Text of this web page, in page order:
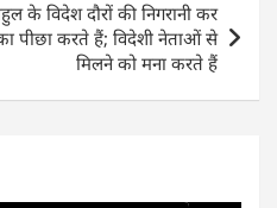
के विदेश दौरों की निगरानी कर
पीछा करते हैं; विदेशी नेताओं से
मिलने को मना करते हैं